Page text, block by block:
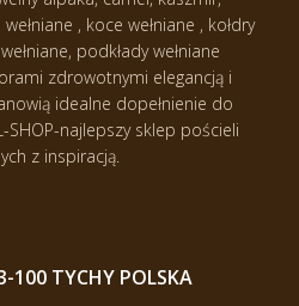
, koce wełniane , kołdry
podkłady wełniane
zdrowotnymi elegancją i
idealne dopełnienie do
SHOP-najlepszy sklep pościeli
z inspiracją.
100 TYCHY POLSKA